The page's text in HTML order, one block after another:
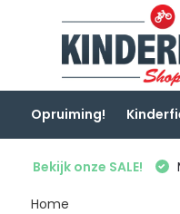
Opruiming!
Bekijk onze SALE!
Home